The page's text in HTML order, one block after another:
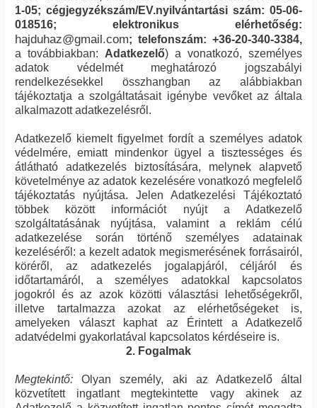
1-05; cégjegyzékszám/EV.nyilvántartási szám: 05-06-
018516; elektronikus elérhetőség:
hajduhaz@gmail.com; telefonszám: +36-20-340-3384,
a továbbiakban: Adatkezelő) a vonatkozó, személyes
adatok védelmét meghatározó jogszabályi
rendelkezésekkel összhangban az alábbiakban
tájékoztatja a szolgáltatásait igénybe vevőket az általa
alkalmazott adatkezelésről.
Adatkezelő kiemelt figyelmet fordít a személyes adatok
védelmére, emiatt mindenkor ügyel a tisztességes és
átlátható adatkezelés biztosítására, melynek alapvető
követelménye az adatok kezelésére vonatkozó megfelelő
tájékoztatás nyújtása. Jelen Adatkezelési Tájékoztató
többek között információt nyújt a Adatkezelő
szolgáltatásának nyújtása, valamint a reklám célú
adatkezelése során történő személyes adatainak
kezeléséről: a kezelt adatok megismerésének forrásairól,
köréről, az adatkezelés jogalapjáról, céljáról és
időtartamáról, a személyes adatokkal kapcsolatos
jogokról és az azok közötti választási lehetőségekről,
illetve tartalmazza azokat az elérhetőségeket is,
amelyeken választ kaphat az Érintett a Adatkezelő
adatvédelmi gyakorlatával kapcsolatos kérdéseire is.
2. Fogalmak
Megtekintő: Olyan személy, aki az Adatkezelő által
közvetített ingatlant megtekintette vagy akinek az